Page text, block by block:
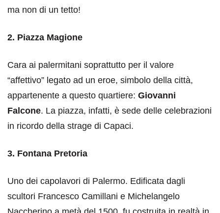
ma non di un tetto!
2. Piazza Magione
Cara ai palermitani soprattutto per il valore
“affettivo” legato ad un eroe, simbolo della città,
appartenente a questo quartiere: Giovanni
Falcone. La piazza, infatti, è sede delle celebrazioni
in ricordo della strage di Capaci.
3. Fontana Pretoria
Uno dei capolavori di Palermo. Edificata dagli
scultori Francesco Camillani e Michelangelo